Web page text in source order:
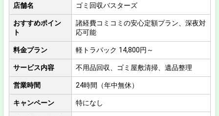
店舗名 ゴミ回収バスターズ
おすすめポイン
ト
諸経費コミコミの安心定額プラン、深夜対
応可能
料金プラン 軽トラパック 14,800円～
サービス内容 不用品回収、ゴミ屋敷清掃、遺品整理
営業時間 24時間（年中無休）
キャンペーン 特になし